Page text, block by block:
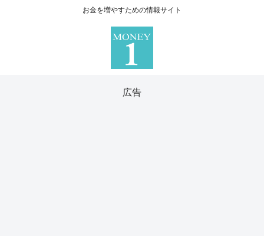
お金を増やすための情報サイト
広告